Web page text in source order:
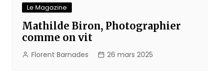
Le Magazine
Mathilde Biron, Photographier
comme on vit
Florent Barnades 26 mars 2025